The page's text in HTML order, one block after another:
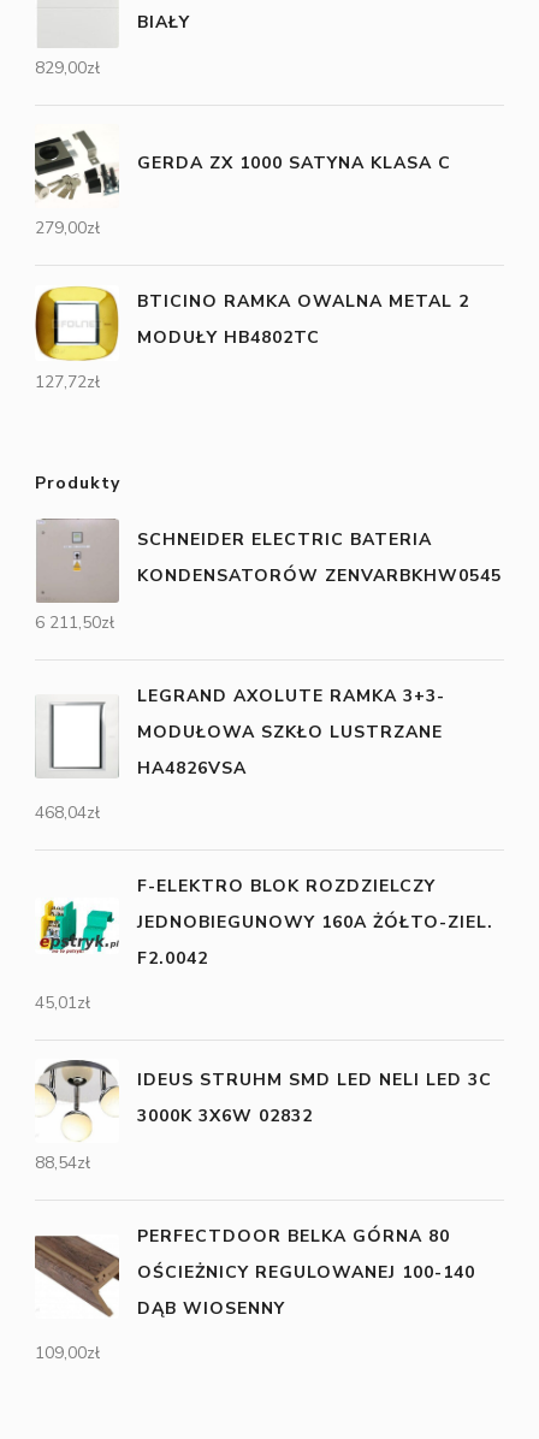
BIAŁY
829,00zł
GERDA ZX 1000 SATYNA KLASA C
279,00zł
BTICINO RAMKA OWALNA METAL 2
MODUŁY HB4802TC
127,72zł
Produkty
SCHNEIDER ELECTRIC BATERIA
KONDENSATORÓW ZENVARBKHW0545
6 211,50zł
LEGRAND AXOLUTE RAMKA 3+3-
MODUŁOWA SZKŁO LUSTRZANE
HA4826VSA
468,04zł
F-ELEKTRO BLOK ROZDZIELCZY
JEDNOBIEGUNOWY 160A ŻÓŁTO-ZIEL.
F2.0042
45,01zł
IDEUS STRUHM SMD LED NELI LED 3C
3000K 3X6W 02832
88,54zł
PERFECTDOOR BELKA GÓRNA 80
OŚCIEŻNICY REGULOWANEJ 100-140
DĄB WIOSENNY
109,00zł